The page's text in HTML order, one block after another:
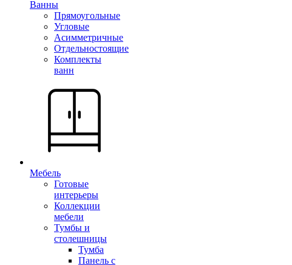
Ванны
Прямоугольные
Угловые
Асимметричные
Отдельностоящие
Комплекты
ванн
Мебель
Готовые
интерьеры
Коллекции
мебели
Тумбы и
столешницы
Тумба
Панель с